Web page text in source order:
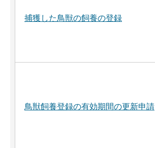
捕獲した鳥獣の飼養の登録
鳥獣飼養登録の有効期間の更新申請